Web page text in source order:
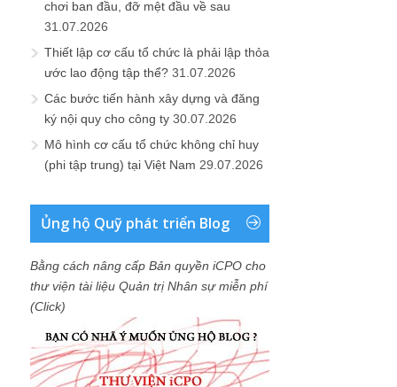
chơi ban đầu, đỡ mệt đầu về sau
31.07.2026
Thiết lập cơ cấu tổ chức là phải lập thỏa
ước lao động tập thể? 31.07.2026
Các bước tiến hành xây dựng và đăng
ký nội quy cho công ty 30.07.2026
Mô hình cơ cấu tổ chức không chỉ huy
(phi tập trung) tại Việt Nam 29.07.2026
Ủng hộ Quỹ phát triển Blog
Bằng cách nâng cấp Bản quyền iCPO cho
thư viện tài liệu Quản trị Nhân sự miễn phí
(Click)